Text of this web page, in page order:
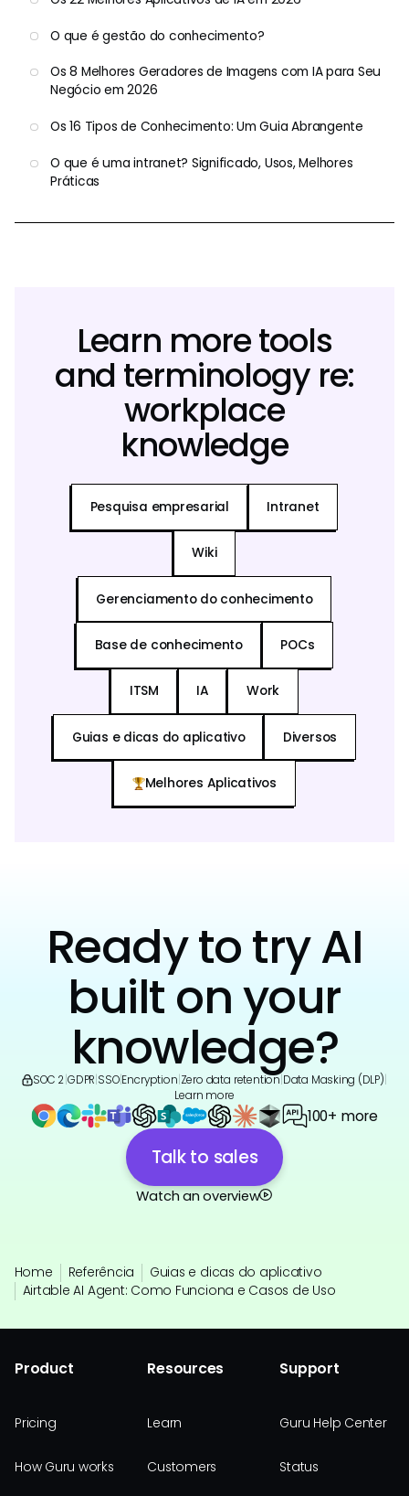
O que é gestão do conhecimento?
Os 8 Melhores Geradores de Imagens com IA para Seu
Negócio em 2026
Os 16 Tipos de Conhecimento: Um Guia Abrangente
O que é uma intranet? Significado, Usos, Melhores
Práticas
Learn more tools
and terminology re:
workplace
knowledge
Pesquisa empresarial Intranet
Wiki
Gerenciamento do conhecimento
Base de conhecimento POCs
ITSM IA Work
Guias e dicas do aplicativo Diversos
Melhores Aplicativos
Ready to try AI
built on your
knowledge?
SOC 2 GDPR SSO|Encryption Zero data retention Data Masking (DLP)
Learn more
100+ more
Talk to sales
Watch an overview
Home Referência
Guias e dicas do aplicativo
Airtable AI Agent: Como Funciona e Casos de Uso
Product
Pricing
How Guru works
Resources
Learn
Customers
Support
Guru Help Center
Status